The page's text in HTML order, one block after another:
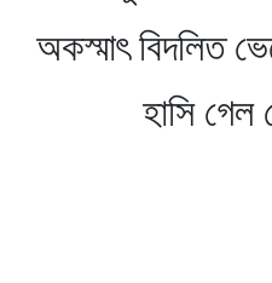
অকস্মাৎ বিদলিত
হাসি গেল